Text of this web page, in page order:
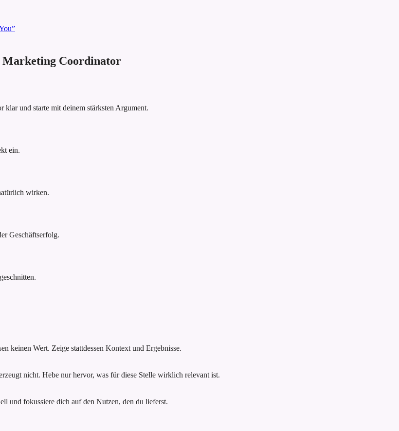
Marketing Coordinator
und starte mit deinem stärksten Argument.
ein.
wirken.
Geschäftserfolg.
keinen Wert. Zeige stattdessen Kontext und Ergebnisse.
nicht. Hebe nur hervor, was für diese Stelle wirklich relevant ist.
und fokussiere dich auf den Nutzen, den du lieferst.